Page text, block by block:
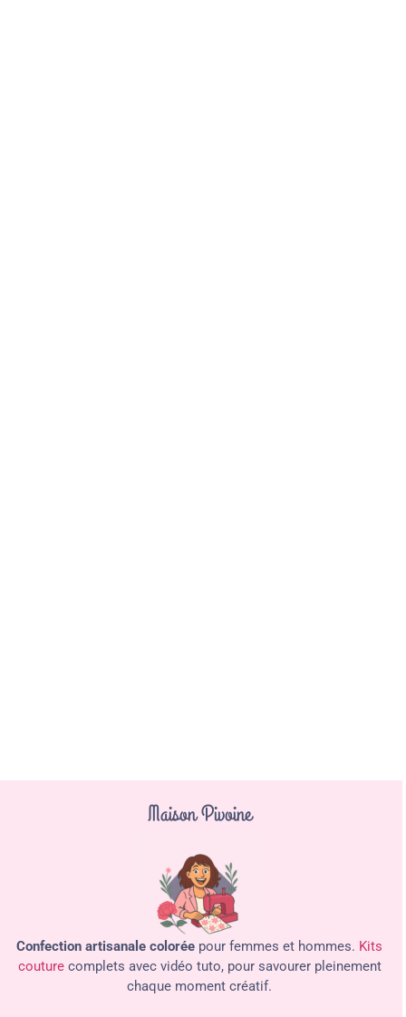
Maison Pivoine
Confection artisanale colorée pour femmes et hommes. Kits
couturecomplets avec vidéo tuto, pour savourer pleinement
chaque moment créatif.